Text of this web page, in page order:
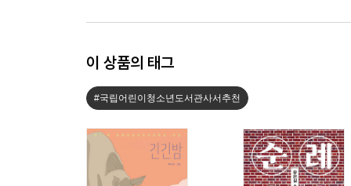
이 상품의 태그
#국립어린이청소년도서관사서추천